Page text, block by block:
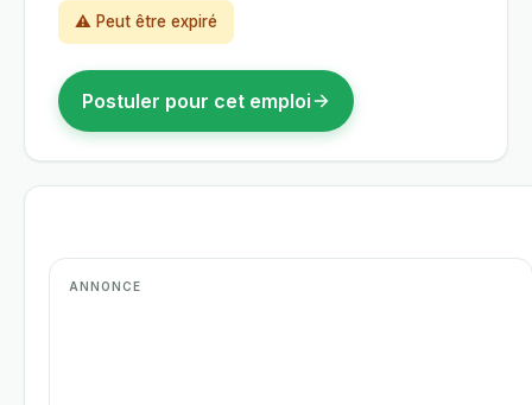
⚠ Peut être expiré
Postuler pour cet emploi